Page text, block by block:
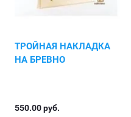
ТРОЙНАЯ НАКЛАДКА
НА БРЕВНО
550.00руб.